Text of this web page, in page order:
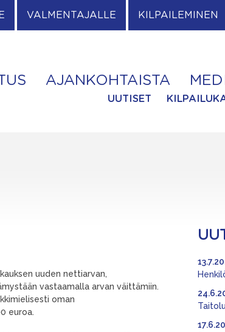
VALMENTAJALLE KILPAILEMINEN
AJANKOHTAISTA
UUTISET
uuden nettiarvan,
vastaamalla arvan väittämiin.
oman
euroa.